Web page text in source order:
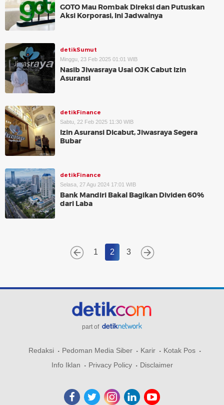
GOTO Mau Rombak Direksi dan Putuskan
Aksi Korporasi, Ini Jadwalnya
detikSumut
Minggu, 23 Feb 2025 01:01 WIB
Nasib Jiwasraya Usai OJK Cabut Izin
Asuransi
detikFinance
Sabtu, 22 Feb 2025 11:30 WIB
Izin Asuransi Dicabut, Jiwasraya Segera
Bubar
detikFinance
Selasa, 27 Agu 2024 17:01 WIB
Bank Mandiri Bakal Bagikan Dividen 60%
dari Laba
1 2 3
part of
Redaksi Pedoman Media Siber Karir
Kotak Pos
Info Iklan
Privacy Policy Disclaimer